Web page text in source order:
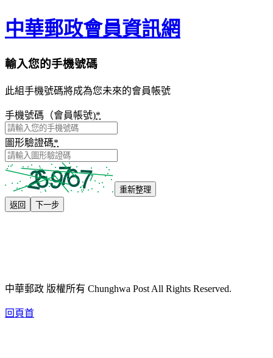
中華郵政會員資訊網
輸入您的手機號碼
此組手機號碼將成為您未來的會員帳號
手機號碼（會員帳號)*
圖形驗證碼*
重新整理
返回
下一步
中華郵政 版權所有 Chunghwa Post All Rights Reserved.
回頁首